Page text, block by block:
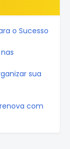
o Sucesso
sua
com